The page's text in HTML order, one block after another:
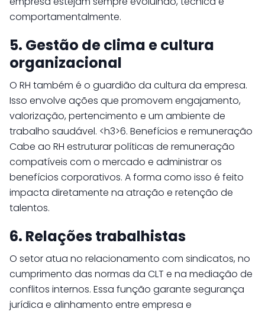
comportamentalmente.
5. Gestão de clima e cultura
organizacional
O RH também é o guardião da cultura da empresa.
Isso envolve ações que promovem engajamento,
valorização, pertencimento e um ambiente de
trabalho saudável. <h3>6. Benefícios e remuneração
Cabe ao RH estruturar políticas de remuneração
compatíveis com o mercado e administrar os
benefícios corporativos. A forma como isso é feito
impacta diretamente na atração e retenção de
talentos.
6. Relações trabalhistas
O setor atua no relacionamento com sindicatos, no
cumprimento das normas da CLT e na mediação de
conflitos internos. Essa função garante segurança
jurídica e alinhamento entre empresa e